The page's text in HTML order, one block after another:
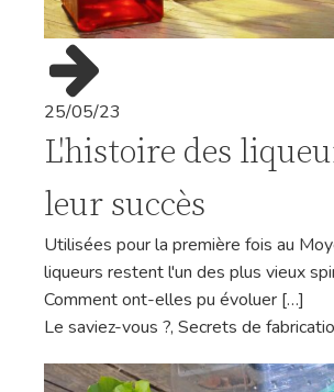
25/05/23
L'histoire des
leur succès
Utilisées pour la première fois au
liqueurs restent l'un des plus vieux
Comment ont-elles pu évoluer […]
Le saviez-vous ?, Secrets de